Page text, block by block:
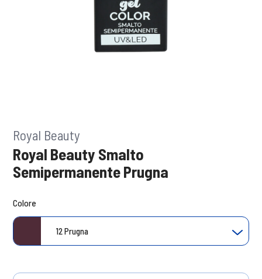
Royal Beauty
Royal Beauty Smalto
Semipermanente Prugna
Colore
12 Prugna